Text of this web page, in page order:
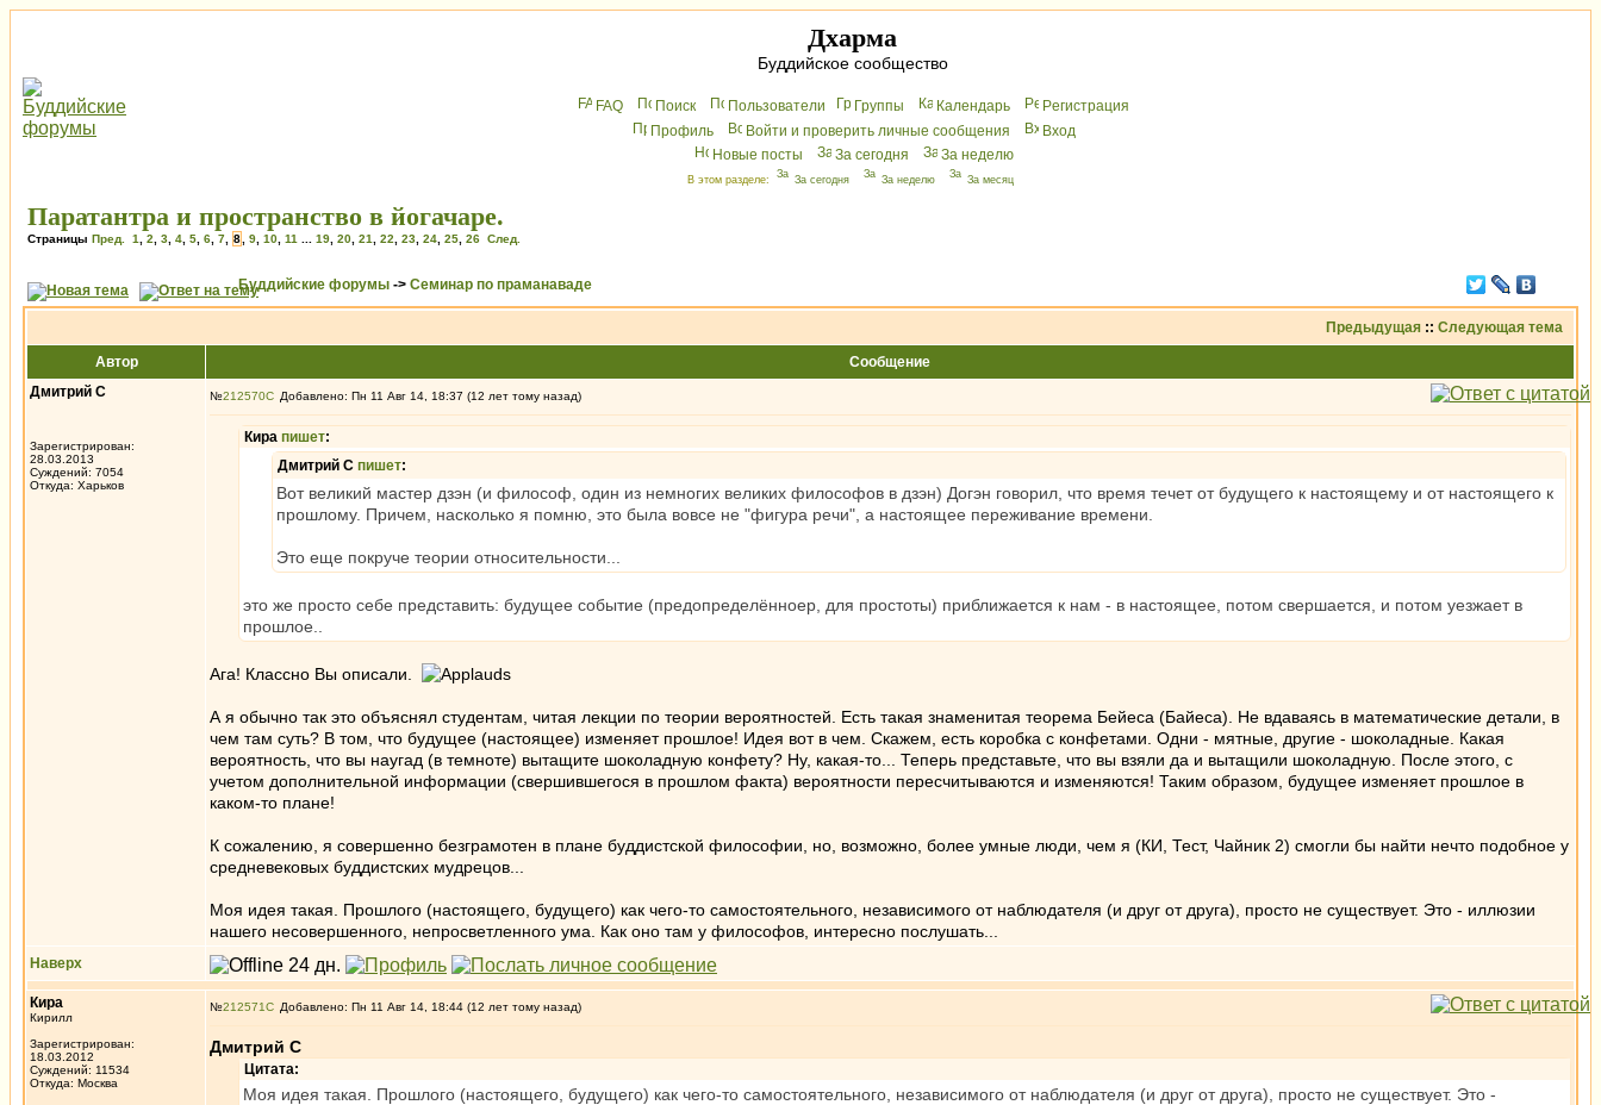
Дхарма
Буддийское сообщество
FAQ Поиск Пользователи Группы Календарь
Peгиcтрaция
Профиль
Войти и проверить личные сообщения
Вхoд
Новые посты
За сегодня За неделю
В этом разделе: За сегодня За неделю За месяц
Паратантра и пространство в йогачаре.
Страницы Пред. 1 2 3 4 5 6 7 8 9 10 11 19 20 21 22 23 24 25 26 След.
Буддийские форумы -> Семинар по праманаваде
Предыдущая :: Следующая тема
Автор
Сообщение
Дмитрий С
Зарегистрирован:
28.03.2013
Суждений: 7054
Откуда: Харьков
№212570 Добавлено: Пн 11 Авг 14, 18:37 (12 лет тому назад)
Кира пишет:
Дмитрий С пишет:
Вот великий мастер дзэн (и философ, один из немногих великих философов в дзэн) Догэн говорил, что время течет от будущего к настоящему и от настоящего к
прошлому. Причем, насколько я помню, это была вовсе не "фигура речи", а настоящее переживание времени.
Это еще покруче теории относительности...
это же просто себе представить: будущее событие (предопределённоер, для простоты) приближается к нам - в настоящее, потом свершается, и потом уезжает в
прошлое..
Ага! Классно Вы описали.
А я обычно так это объяснял студентам, читая лекции по теории вероятностей. Есть такая знаменитая теорема Бейеса (Байеса). Не вдаваясь в математические детали, в
чем там суть? В том, что будущее (настоящее) изменяет прошлое! Идея вот в чем. Скажем, есть коробка с конфетами. Одни - мятные, другие - шоколадные. Какая
вероятность, что вы наугад (в темноте) вытащите шоколадную конфету? Ну, какая-то... Теперь представьте, что вы взяли да и вытащили шоколадную. После этого, с
учетом дополнительной информации (свершившегося в прошлом факта) вероятности пересчитываются и изменяются! Таким образом, будущее изменяет прошлое в
каком-то плане!
К сожалению, я совершенно безграмотен в плане буддистской философии, но, возможно, более умные люди, чем я (КИ, Тест, Чайник 2) смогли бы найти нечто подобное у
средневековых буддистских мудрецов...
Моя идея такая. Прошлого (настоящего, будущего) как чего-то самостоятельного, независимого от наблюдателя (и друг от друга), просто не существует. Это - иллюзии
нашего несовершенного, непросветленного ума. Как оно там у философов, интересно послушать...
Наверх
Кира
Кирилл
Зарегистрирован:
18.03.2012
Суждений: 11534
Откуда: Москва
№212571 Добавлено: Пн 11 Авг 14, 18:44 (12 лет тому назад)
Дмитрий С
Цитата:
Моя идея такая. Прошлого (настоящего, будущего) как чего-то самостоятельного, независимого от наблюдателя (и друг от друга), просто не существует. Это -